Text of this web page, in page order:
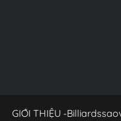
GIỚI THIỆU -